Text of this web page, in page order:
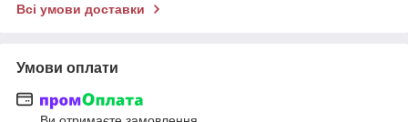
Всі умови доставки
Умови оплати